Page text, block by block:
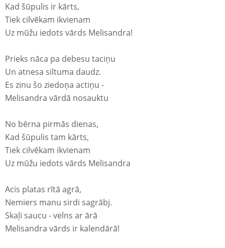
Kad šūpulis ir kārts,
Tiek cilvēkam ikvienam
Uz mūžu iedots vārds Melisandra!
Prieks nāca pa debesu taciņu
Un atnesa siltuma daudz.
Es zinu šo ziedoņa actiņu -
Melisandra vārdā nosauktu
No bērna pirmās dienas,
Kad šūpulis tam kārts,
Tiek cilvēkam ikvienam
Uz mūžu iedots vārds Melisandra
Acis platas rītā agrā,
Nemiers manu sirdi sagrābj.
Skaļi saucu - velns ar ārā
Melisandra vārds ir kalendārā!